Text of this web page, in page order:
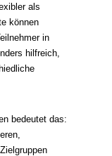
als
können
in
hilfreich,
bedeutet das: